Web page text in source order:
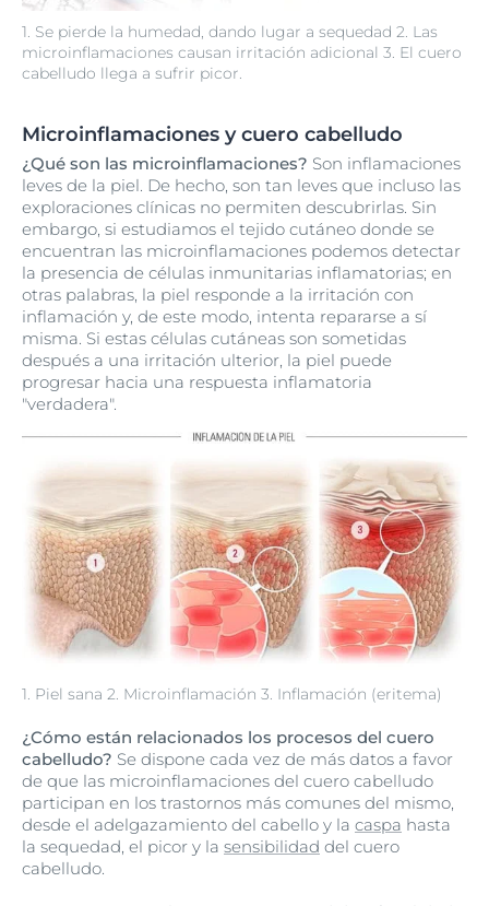
1. Se pierde la humedad, dando lugar a sequedad 2. Las
microinflamaciones causan irritación adicional 3. El cuero
cabelludo llega a sufrir picor.
Microinflamaciones y cuero cabelludo
¿Qué son las microinflamaciones? Son inflamaciones
leves de la piel. De hecho, son tan leves que incluso las
exploraciones clínicas no permiten descubrirlas. Sin
embargo, si estudiamos el tejido cutáneo donde se
encuentran las microinflamaciones podemos detectar
la presencia de células inmunitarias inflamatorias; en
otras palabras, la piel responde a la irritación con
inflamación y, de este modo, intenta repararse a sí
misma. Si estas células cutáneas son sometidas
después a una irritación ulterior, la piel puede
progresar hacia una respuesta inflamatoria
"verdadera".
1. Piel sana 2. Microinflamación 3. Inflamación (eritema)
¿Cómo están relacionados los procesos del cuero
cabelludo? Se dispone cada vez de más datos a favor
de que las microinflamaciones del cuero cabelludo
participan en los trastornos más comunes del mismo,
desde el adelgazamiento del cabello y la caspa hasta
la sequedad, el picor y la sensibilidad del cuero
cabelludo.